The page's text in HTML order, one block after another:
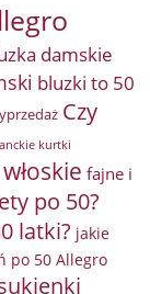
damskie
bluzki to 50
Czy
kurtki
fajne i
po 50?
latki? jakie
po 50 Allegro